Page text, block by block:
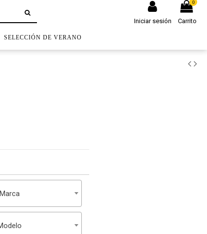
Iniciar sesión
0
Carrito
SELECCIÓN DE VERANO